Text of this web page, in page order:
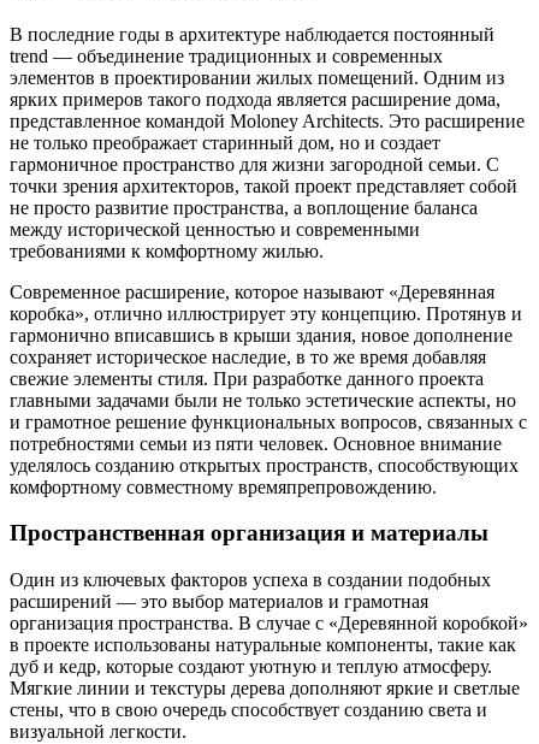
В последние годы в архитектуре наблюдается постоянный
trend — объединение традиционных и современных
элементов в проектировании жилых помещений. Одним из
ярких примеров такого подхода является расширение дома,
представленное командой Moloney Architects. Это расширение
не только преображает старинный дом, но и создает
гармоничное пространство для жизни загородной семьи. С
точки зрения архитекторов, такой проект представляет собой
не просто развитие пространства, а воплощение баланса
между исторической ценностью и современными
требованиями к комфортному жилью.
Современное расширение, которое называют «Деревянная
коробка», отлично иллюстрирует эту концепцию. Протянув и
гармонично вписавшись в крыши здания, новое дополнение
сохраняет историческое наследие, в то же время добавляя
свежие элементы стиля. При разработке данного проекта
главными задачами были не только эстетические аспекты, но
и грамотное решение функциональных вопросов, связанных с
потребностями семьи из пяти человек. Основное внимание
уделялось созданию открытых пространств, способствующих
комфортному совместному времяпрепровождению.
Пространственная организация и материалы
Один из ключевых факторов успеха в создании подобных
расширений — это выбор материалов и грамотная
организация пространства. В случае с «Деревянной коробкой»
в проекте использованы натуральные компоненты, такие как
дуб и кедр, которые создают уютную и теплую атмосферу.
Мягкие линии и текстуры дерева дополняют яркие и светлые
стены, что в свою очередь способствует созданию света и
визуальной легкости.